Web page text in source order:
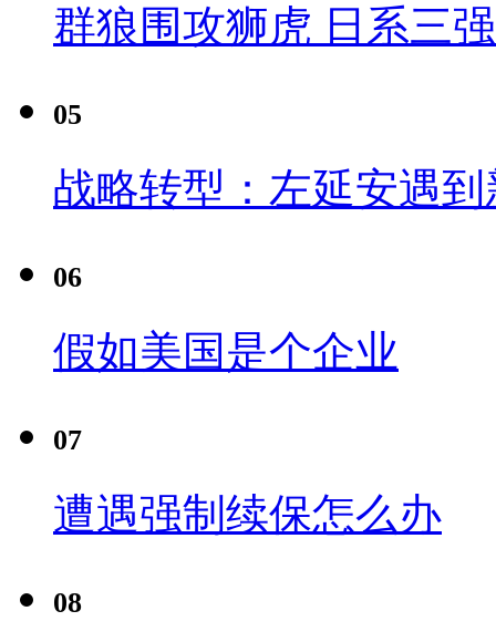
群狼围攻狮虎 日系三
05
战略转型：左延安遇
06
假如美国是个企业
07
遭遇强制续保怎么办
08